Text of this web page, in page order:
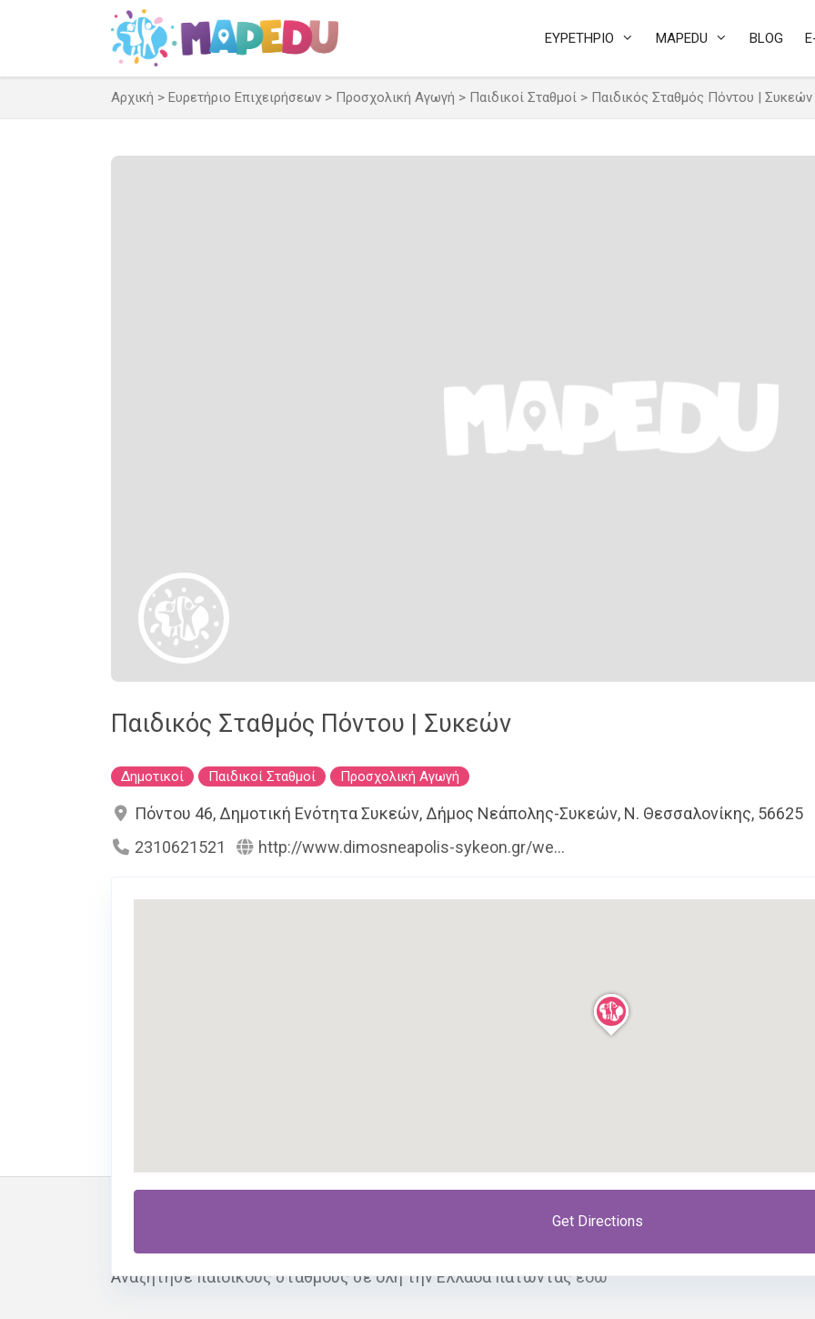
ΕΥΡΕΤΗΡΙΟ MAPEDU BLOG
Αρχική > Ευρετήριο Επιχειρήσεων > Προσχολική Αγωγή > Παιδικοί Σταθμοί > Παιδικός Σταθμός Πόντου | Συκεών
Παιδικός Σταθμός Πόντου | Συκεών
Δημοτικοί Παιδικοί Σταθμοί Προσχολική Αγωγή
Πόντου 46, Δημοτική Ενότητα Συκεών, Δήμος Νεάπολης-Συκεών, Ν. Θεσσαλονίκης, 56625
2310621521
http://www.dimosneapolis-sykeon.gr/we...
Get Directions
Αναζήτησε παιδικούς σταθμούς σε όλη την Ελλάδα πατώνταςεδώ